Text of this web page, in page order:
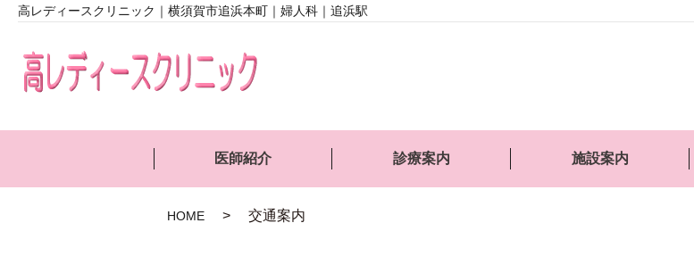
高レディースクリニック｜横須賀市追浜本町｜婦人科｜追浜駅
医師紹介 診療案内 施設案内
HOME 交通案内